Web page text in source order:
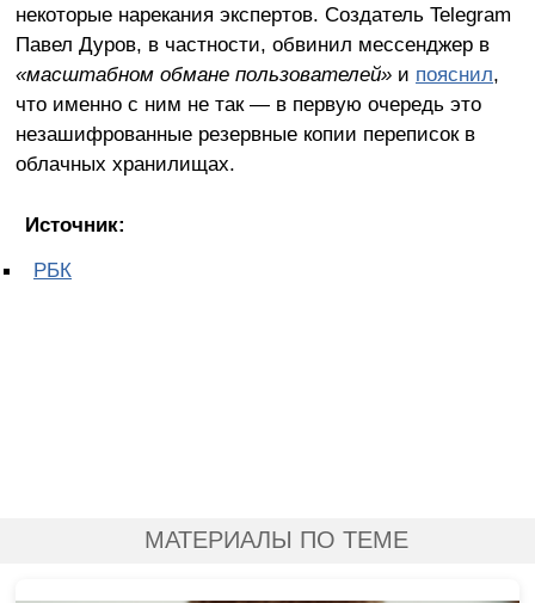
некоторые нарекания экспертов. Создатель Telegram
Павел Дуров, в частности, обвинил мессенджер в
«масштабном обмане пользователей»и пояснил,
что именно с ним не так — в первую очередь это
незашифрованные резервные копии переписок в
облачных хранилищах.
Источник:
РБК
МАТЕРИАЛЫ ПО ТЕМЕ